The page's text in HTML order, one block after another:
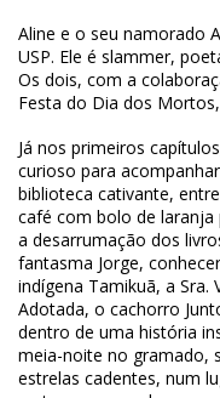
Aline e o seu namorado
USP. Ele é slammer,
Os dois, com a
Festa do Dia dos
Já nos primeiros
curioso para
biblioteca cativante,
café com bolo de laranja
a desarrumação dos
fantasma Jorge,
indígena Tamikuã, a Sra.
Adotada, o cachorro
dentro de uma história
meia-noite no gramado,
estrelas cadentes, num